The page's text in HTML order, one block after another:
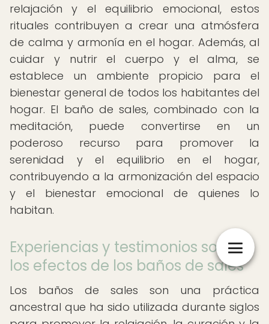
relajación y el equilibrio emocional, estos
rituales contribuyen a crear una atmósfera
de calma y armonía en el hogar. Además, al
cuidar y nutrir el cuerpo y el alma, se
establece un ambiente propicio para el
bienestar general de todos los habitantes del
hogar. El baño de sales, combinado con la
meditación, puede convertirse en un
poderoso recurso para promover la
serenidad y el equilibrio en el hogar,
contribuyendo a la armonización del espacio
y el bienestar emocional de quienes lo
habitan.
Experiencias y testimonios sobre
los efectos de los baños de sales
Los baños de sales son una práctica
ancestral que ha sido utilizada durante siglos